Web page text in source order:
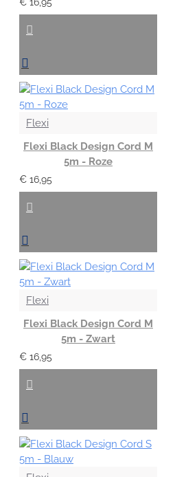
Flexi
Flexi Black Design Cord M
5m - Roze
€ 16,95
Flexi
Flexi Black Design Cord M
5m - Zwart
€ 16,95